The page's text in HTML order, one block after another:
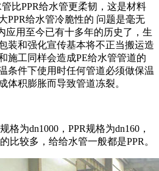
比PPR给水管更柔韧，这是材料
PPR给水管冷脆性的 问题是毫无
应用至今已有十多年的历史了，生
装和强化宣传基本将不正当搬运造
施工同样会造成PE给水管管道的
条件下使用时任何管道必须做保温
体积膨胀而导致管道冻裂。
格为dn1000 ， PPR规格为dn160 ，
比较多，给给水管一般都是PPR 。